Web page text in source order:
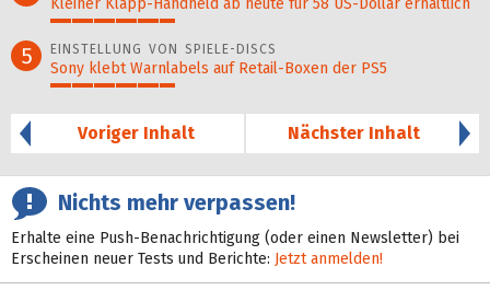
Kleiner Klapp-Hand­held ab heute für 58 US-Dollar er­hält­lich
29%
5 EINSTELLUNG VON SPIELE-DISCS
Sony klebt Warnlabels auf Retail-Boxen der PS5
29%
Voriger Inhalt
Nächster Inhalt
Nichts mehr verpassen!
Erhalte eine Push-Benachrichtigung (oder einen Newsletter) bei
Erscheinen neuer Tests und Berichte: Jetzt anmelden!